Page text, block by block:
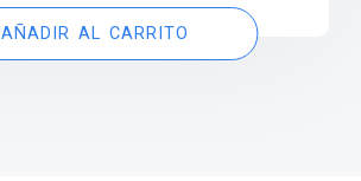
AÑADIR AL CARRITO